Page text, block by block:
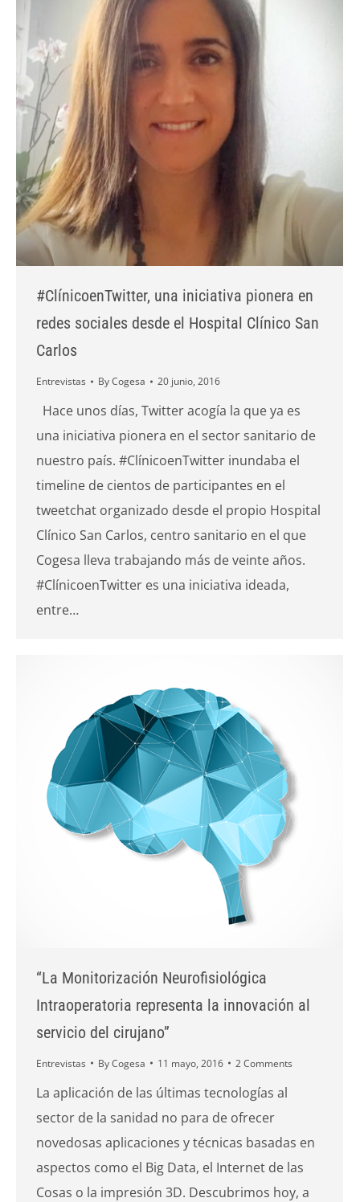
#ClínicoenTwitter, una iniciativa pionera en
redes sociales desde el Hospital Clínico San
Carlos
Entrevistas ByCogesa 20 junio, 2016
Hace unos días, Twitter acogía la que ya es
una iniciativa pionera en el sector sanitario de
nuestro país. #ClínicoenTwitter inundaba el
timeline de cientos de participantes en el
tweetchat organizado desde el propio Hospital
Clínico San Carlos, centro sanitario en el que
Cogesa lleva trabajando más de veinte años.
#ClínicoenTwitter es una iniciativa ideada,
entre…
“La Monitorización Neurofisiológica
Intraoperatoria representa la innovación al
servicio del cirujano”
Entrevistas ByCogesa 11 mayo, 2016 2 Comments
La aplicación de las últimas tecnologías al
sector de la sanidad no para de ofrecer
novedosas aplicaciones y técnicas basadas en
aspectos como el Big Data, el Internet de las
Cosas o la impresión 3D. Descubrimos hoy, a